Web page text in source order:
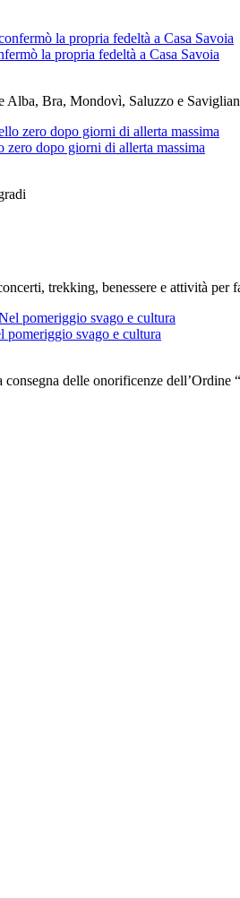
la propria fedeltà a Casa Savoia
Bra, Mondovì, Saluzzo e
dopo giorni di allerta massima
trekking, benessere e attività per
svago e cultura
delle onorificenze